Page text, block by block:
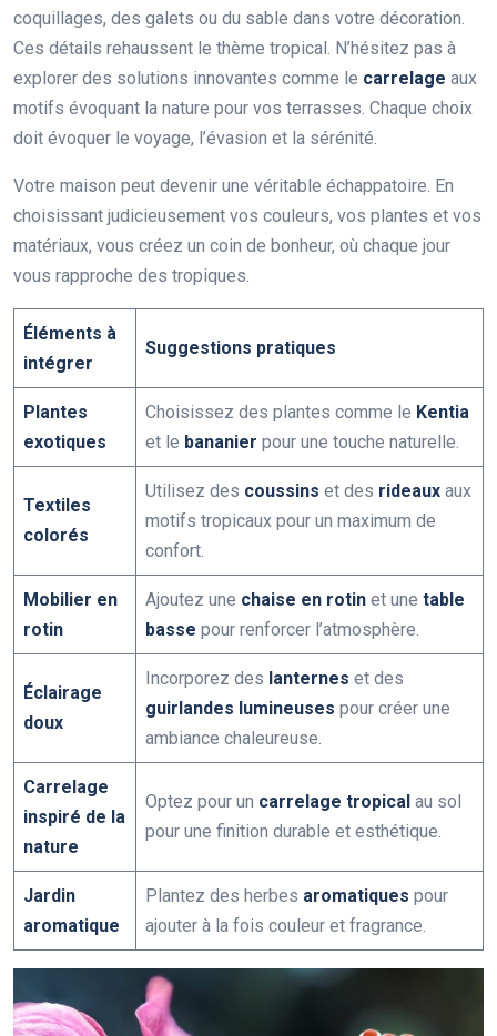
coquillages, des galets ou du sable dans votre décoration.
Ces détails rehaussent le thème tropical. N’hésitez pas à
explorer des solutions innovantes comme le carrelage aux
motifs évoquant la nature pour vos terrasses. Chaque choix
doit évoquer le voyage, l’évasion et la sérénité.
Votre maison peut devenir une véritable échappatoire. En
choisissant judicieusement vos couleurs, vos plantes et vos
matériaux, vous créez un coin de bonheur, où chaque jour
vous rapproche des tropiques.
Éléments à
intégrer
Suggestions pratiques
Plantes
exotiques
Choisissez des plantes comme le Kentia
et le bananier pour une touche naturelle.
Textiles
colorés
Utilisez des coussins et des rideaux aux
motifs tropicaux pour un maximum de
confort.
Mobilier en
rotin
Ajoutez une chaise en rotin et une table
basse pour renforcer l’atmosphère.
Éclairage
doux
Incorporez des lanternes et des
guirlandes lumineuses pour créer une
ambiance chaleureuse.
Carrelage
inspiré de la
nature
Optez pour un carrelage tropical au sol
pour une finition durable et esthétique.
Jardin
aromatique
Plantez des herbes aromatiques pour
ajouter à la fois couleur et fragrance.